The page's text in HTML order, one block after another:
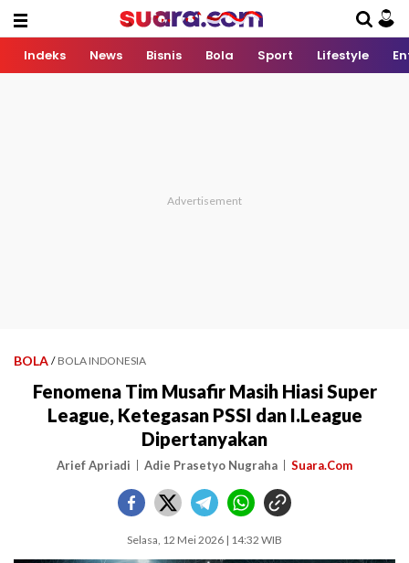
Indeks News Bisnis Bola Sport Lifestyle
BOLA / BOLA INDONESIA
Fenomena Tim Musafir Masih Hiasi Super
League, Ketegasan PSSI dan I.League
Dipertanyakan
Arief Apriadi Adie Prasetyo Nugraha Suara.Com
Selasa, 12 Mei 2026 | 14:32 WIB